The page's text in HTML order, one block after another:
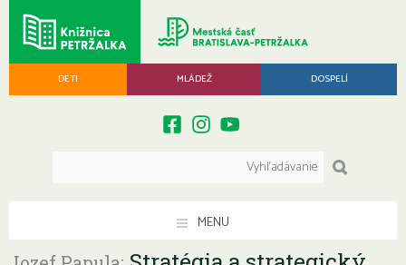
DETI MLÁDEŽ DOSPELÍ
MENU